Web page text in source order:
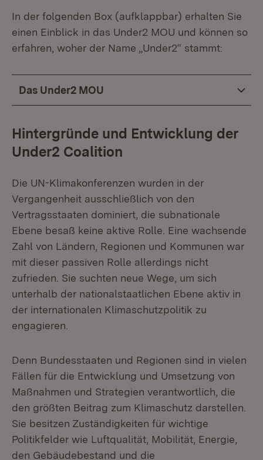
In der folgenden Box (aufklappbar) erhalten Sie
einen Einblick in das Under2 MOU und können so
erfahren, woher der Name „Under2“ stammt:
Das Under2 MOU
Hintergründe und Entwicklung der
Under2 Coalition
Die UN-Klimakonferenzen wurden in der
Vergangenheit ausschließlich von den
Vertragsstaaten dominiert, die subnationale
Ebene besaß keine aktive Rolle. Eine wachsende
Zahl von Ländern, Regionen und Kommunen war
mit dieser passiven Rolle allerdings nicht
zufrieden. Sie suchten neue Wege, um sich
unterhalb der nationalstaatlichen Ebene aktiv in
der internationalen Klimaschutzpolitik zu
engagieren.
Denn Bundesstaaten und Regionen sind in vielen
Fällen für die Entwicklung und Umsetzung von
Maßnahmen und Strategien verantwortlich, die
den größten Beitrag zum Klimaschutz darstellen.
Sie besitzen Zuständigkeiten für wichtige
Politikfelder wie Luftqualität, Mobilität, Energie,
den Gebäudebestand und die